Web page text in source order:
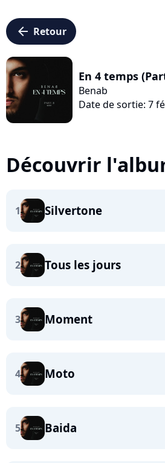
arrow_left Retour
En 4 temps
Benab
Date de sortie: 7
Découvrir
1 Silvertone
2 Tous les jours
3 Moment
4 Moto
5 Baida